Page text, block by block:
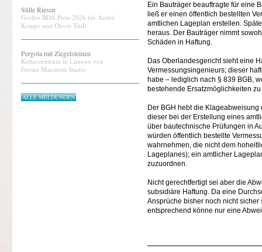
Stille Riesen
Großer BDA-Preis 2026 für André
Kempe und Oliver Thill
Pergola mit Ziegelsteinen
Kulturzentrum in Limoux von
Ferrier Marchetti Studio
ALLE MELDUNGEN
Ein Bauträger beauftragte für eine
ließ er einen öffentlich bestellten
amtlichen Lageplan erstellen.
heraus. Der Bauträger nimmt
Schäden in Haftung.
Das Oberlandesgericht sieht eine
Vermessungsingenieurs; dieser
habe – lediglich nach § 839 BGB,
bestehende Ersatzmöglichkeiten
Der BGH hebt die
dieser bei der Erstellung eines
über bautechnische Prüfungen in
würden öffentlich bestellte
wahrnehmen, die nicht dem
Lageplanes); ein amtlicher
zuzuordnen.
Nicht gerechtfertigt sei aber die
subsidiäre Haftung. Da eine
Ansprüche bisher noch nicht
entsprechend könne nur eine